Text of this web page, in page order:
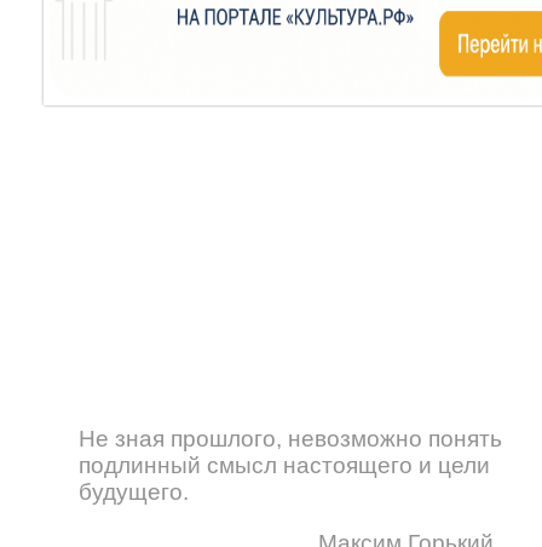
Не зная прошлого, невозможно понять
подлинный смысл настоящего и цели
будущего.